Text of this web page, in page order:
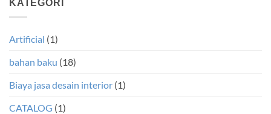
KATEGORI
Artificial (1)
bahan baku (18)
Biaya jasa desain interior (1)
CATALOG (1)